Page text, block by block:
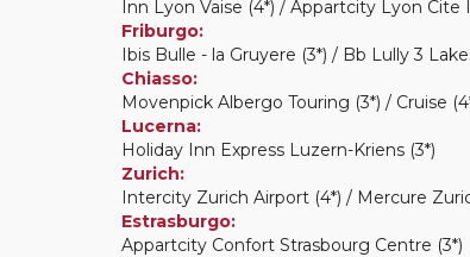
Inn Lyon Vaise (4*) / Appartcity Lyon Cite
Friburgo:
Ibis Bulle - la Gruyere (3*) / Bb Lully 3
Chiasso:
Movenpick Albergo Touring (3*) / Cruise
Lucerna:
Holiday Inn Express Luzern-Kriens (3*)
Zurich:
Intercity Zurich Airport (4*) / Mercure
Estrasburgo:
Appartcity Confort Strasbourg Centre (3*)